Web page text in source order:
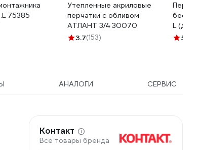
75385
Утепленные акриловые
перчатки с обливом
АТЛАНТ 3/4 30070
3.7(153)
L
5
АНАЛОГИ СЕРВИС
Контакт
Все товары бренда